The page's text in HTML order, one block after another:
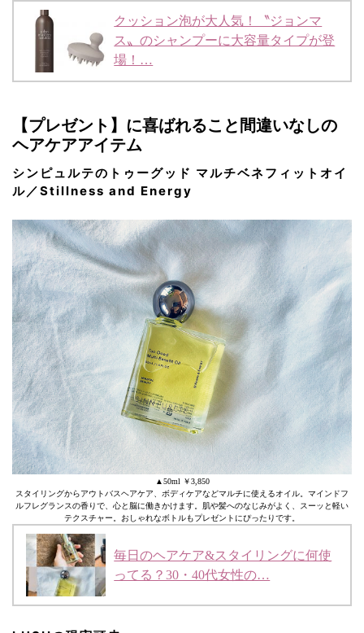
クッション泡が大人気！〝ジョンマ
ス〟のシャンプーに大容量タイプが登
場！…
【プレゼント】に喜ばれること間違いなしの
ヘアケアアイテム
シンピュルテのトゥーグッド マルチベネフィットオイ
ル／Stillness and Energy
▲50ml ￥3,850
スタイリングからアウトバスヘアケア、ボディケアなどマルチに使えるオイル。マインドフ
ルフレグランスの香りで、心と脳に働きかけます。肌や髪へのなじみがよく、スーッと軽い
テクスチャー。おしゃれなボトルもプレゼントにぴったりです。
毎日のヘアケア&スタイリングに何使
ってる？30・40代女性の…